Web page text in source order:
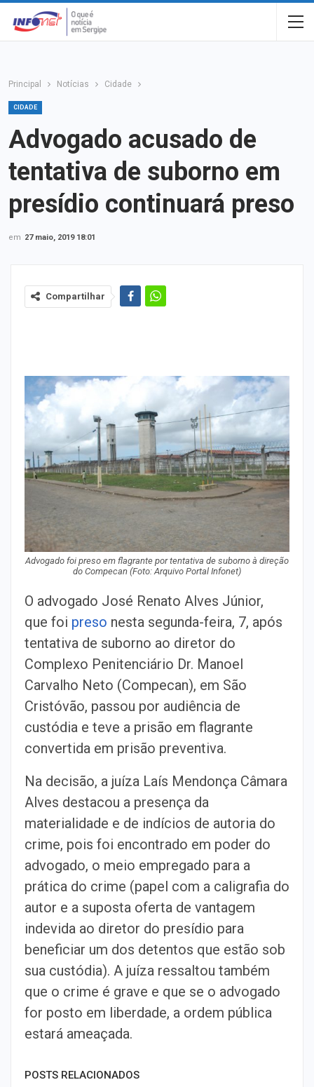
Principal Notícias Cidade
CIDADE
Advogado acusado de
tentativa de suborno em
presídio continuará preso
em 27 maio, 2019 18:01
Compartilhar
Advogado foi preso em flagrante por tentativa de suborno à direção
do Compecan (Foto: Arquivo Portal Infonet)
O advogado José Renato Alves Júnior,
que foi preso nesta segunda-feira, 7, após
tentativa de suborno ao diretor do
Complexo Penitenciário Dr. Manoel
Carvalho Neto (Compecan), em São
Cristóvão, passou por audiência de
custódia e teve a prisão em flagrante
convertida em prisão preventiva.
Na decisão, a juíza Laís Mendonça Câmara
Alves destacou a presença da
materialidade e de indícios de autoria do
crime, pois foi encontrado em poder do
advogado, o meio empregado para a
prática do crime (papel com a caligrafia do
autor e a suposta oferta de vantagem
indevida ao diretor do presídio para
beneficiar um dos detentos que estão sob
sua custódia). A juíza ressaltou também
que o crime é grave e que se o advogado
for posto em liberdade, a ordem pública
estará ameaçada.
POSTS RELACIONADOS